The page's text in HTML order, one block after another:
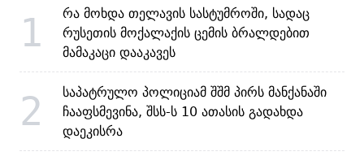
1
რა მოხდა თელავის სასტუმროში, სადაც
რუსეთის მოქალაქის ცემის ბრალდებით
მამაკაცი დააკავეს
2
საპატრულო პოლიციამ შშმ პირს მანქანაში
ჩააფსმევინა, შსს-ს 10 ათასის გადახდა
დაეკისრა